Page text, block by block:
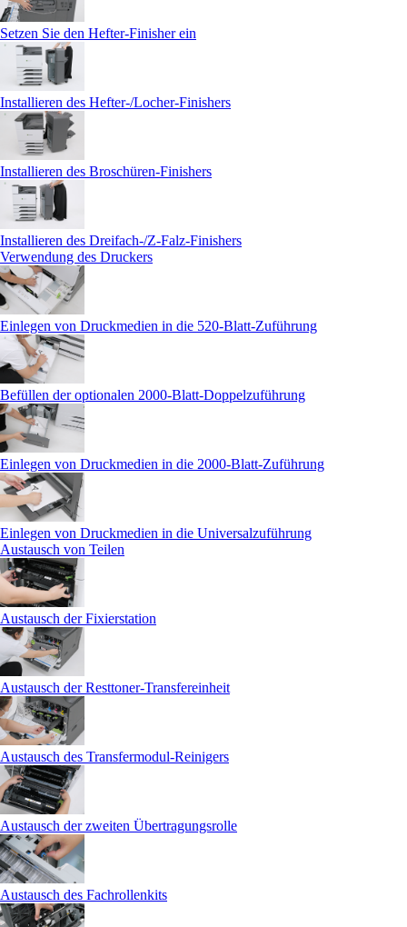
Setzen Sie den Hefter-Finisher ein
Installieren des Hefter-/Locher-Finishers
Installieren des Broschüren-Finishers
Installieren des Dreifach-/Z-Falz-Finishers
Verwendung des Druckers
Einlegen von Druckmedien in die 520-Blatt-Zuführung
Befüllen der optionalen 2000‑Blatt-Doppelzuführung
Einlegen von Druckmedien in die 2000-Blatt-Zuführung
Einlegen von Druckmedien in die Universalzuführung
Austausch von Teilen
Austausch der Fixierstation
Austausch der Resttoner-Transfereinheit
Austausch des Transfermodul-Reinigers
Austausch der zweiten Übertragungsrolle
Austausch des Fachrollenkits